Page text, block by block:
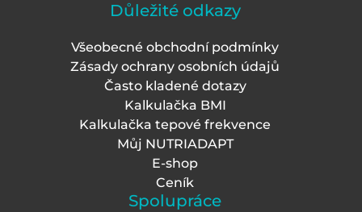
Důležité odkazy
Všeobecné obchodní podmínky
Zásady ochrany osobních údajů
Často kladené dotazy
Kalkulačka BMI
Kalkulačka tepové frekvence
Můj NUTRIADAPT
E-shop
Ceník
Spolupráce